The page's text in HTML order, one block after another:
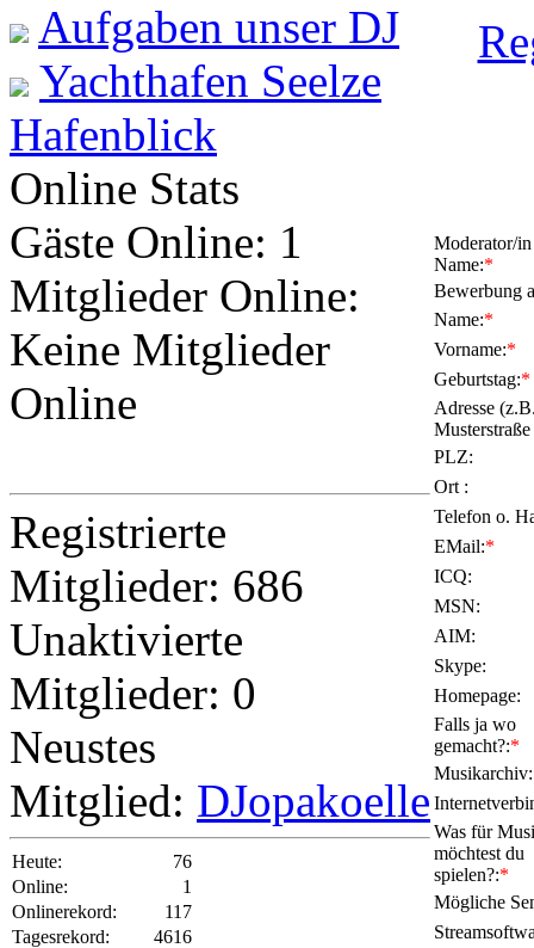
Aufgaben unser DJ
Yachthafen Seelze
Hafenblick
Online Stats
Gäste Online: 1
Mitglieder Online:
Keine Mitglieder
Online
Registrierte
Mitglieder: 686
Unaktivierte
Mitglieder: 0
Neustes
Mitglied: DJopakoelle
Heute:
76
Online:
1
Onlinerekord:
117
Tagesrekord:
4616
Moderator/
Name:*
Bewerbung
Name:*
Vorname:*
Geburtstag:*
Adresse
PLZ:
Ort :
Telefon o.
EMail:*
ICQ:
MSN:
AIM:
Skype:
Homepage:
Falls ja wo
gemacht?:*
Musikarchiv:
Was für
möchtest du
spielen?:*
Mögliche